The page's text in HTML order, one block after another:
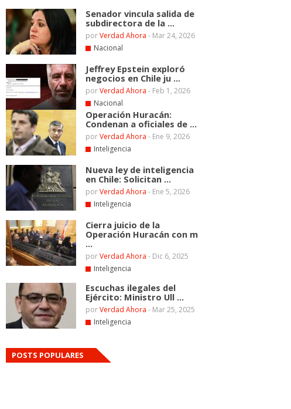
Senador vincula salida de
subdirectora de la ...
porVerdad Ahora - Mar 24, 2026
Nacional
Jeffrey Epstein exploró
negocios en Chile ju ...
porVerdad Ahora - Feb 1, 2026
Nacional
Operación Huracán:
Condenan a oficiales de ...
porVerdad Ahora - Ene 9, 2026
Inteligencia
Nueva ley de inteligencia
en Chile: Solicitan ...
porVerdad Ahora - Ene 5, 2026
Inteligencia
Cierra juicio de la
Operación Huracán con m
...
porVerdad Ahora - Dic 6, 2025
Inteligencia
Escuchas ilegales del
Ejército: Ministro Ull ...
porVerdad Ahora - Mar 25, 2025
Inteligencia
POSTS POPULARES